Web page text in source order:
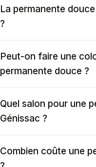
La permanente
?
Peut-on faire une
permanente douce ?
Quel salon pour une
Génissac ?
Combien coûte une